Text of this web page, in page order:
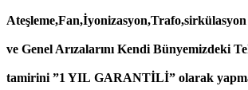
ve Genel Arızalarını Kendi Bünyemizdeki
tamirini ”1 YIL GARANTİLİ” olarak